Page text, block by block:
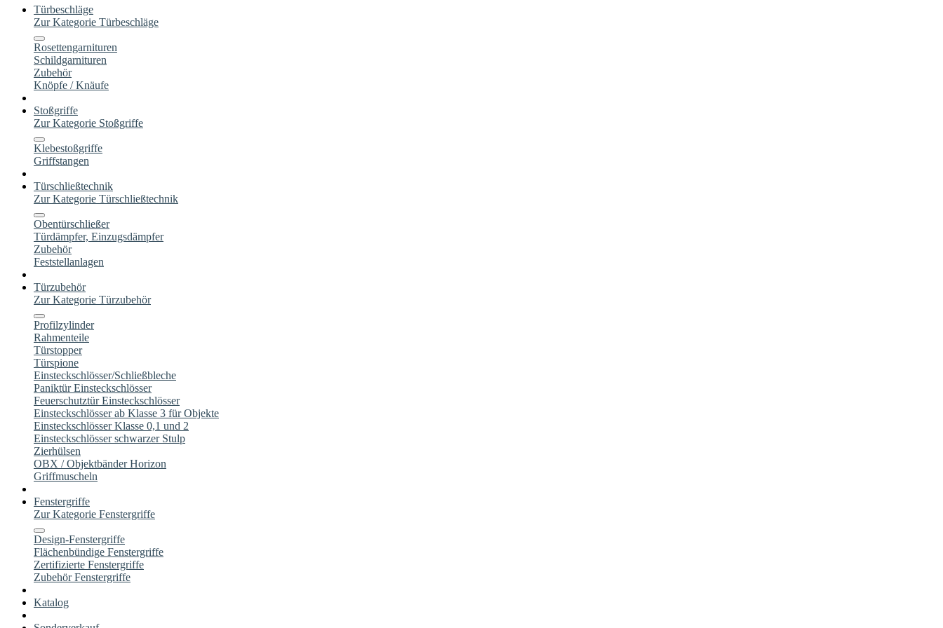
Türbeschläge
Zur Kategorie Türbeschläge
Rosettengarnituren
Schildgarnituren
Zubehör
Knöpfe / Knäufe
Stoßgriffe
Zur Kategorie Stoßgriffe
Klebestoßgriffe
Griffstangen
Türschließtechnik
Zur Kategorie Türschließtechnik
Obentürschließer
Türdämpfer, Einzugsdämpfer
Zubehör
Feststellanlagen
Türzubehör
Zur Kategorie Türzubehör
Profilzylinder
Rahmenteile
Türstopper
Türspione
Einsteckschlösser/Schließbleche
Paniktür Einsteckschlösser
Feuerschutztür Einsteckschlösser
Einsteckschlösser ab Klasse 3 für Objekte
Einsteckschlösser Klasse 0,1 und 2
Einsteckschlösser schwarzer Stulp
Zierhülsen
OBX / Objektbänder Horizon
Griffmuscheln
Fenstergriffe
Zur Kategorie Fenstergriffe
Design-Fenstergriffe
Flächenbündige Fenstergriffe
Zertifizierte Fenstergriffe
Zubehör Fenstergriffe
Katalog